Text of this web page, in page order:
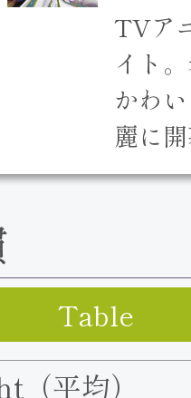
TVア
イト
かわ
麗に
Table
平均）